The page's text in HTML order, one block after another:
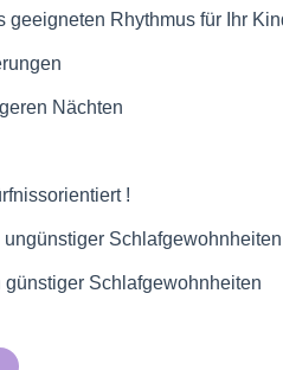
geeigneten Rhythmus für Ihr
Nächten
!
ungünstiger Schlafgewohnheiten
günstiger Schlafgewohnheiten